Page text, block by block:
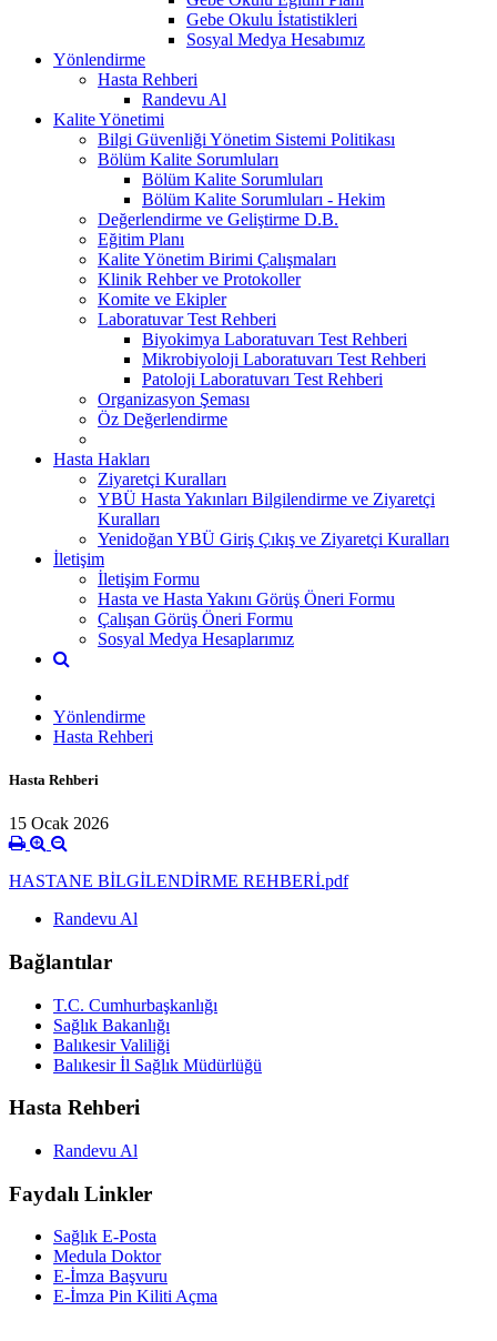
Gebe Okulu İstatistikleri
Sosyal Medya Hesabımız
Yönlendirme
Hasta Rehberi
Randevu Al
Kalite Yönetimi
Bilgi Güvenliği Yönetim Sistemi Politikası
Bölüm Kalite Sorumluları
Bölüm Kalite Sorumluları
Bölüm Kalite Sorumluları - Hekim
Değerlendirme ve Geliştirme D.B.
Eğitim Planı
Kalite Yönetim Birimi Çalışmaları
Klinik Rehber ve Protokoller
Komite ve Ekipler
Laboratuvar Test Rehberi
Biyokimya Laboratuvarı Test Rehberi
Mikrobiyoloji Laboratuvarı Test Rehberi
Patoloji Laboratuvarı Test Rehberi
Organizasyon Şeması
Öz Değerlendirme
Hasta Hakları
Ziyaretçi Kuralları
YBÜ Hasta Yakınları Bilgilendirme ve Ziyaretçi
Kuralları
Yenidoğan YBÜ Giriş Çıkış ve Ziyaretçi Kuralları
İletişim
İletişim Formu
Hasta ve Hasta Yakını Görüş Öneri Formu
Çalışan Görüş Öneri Formu
Sosyal Medya Hesaplarımız
Yönlendirme
Hasta Rehberi
Hasta Rehberi
15 Ocak 2026
HASTANE BİLGİLENDİRME REHBERİ.pdf
Randevu Al
Bağlantılar
T.C. Cumhurbaşkanlığı
Sağlık Bakanlığı
Balıkesir Valiliği
Balıkesir İl Sağlık Müdürlüğü
Hasta Rehberi
Randevu Al
Faydalı Linkler
Sağlık E-Posta
Medula Doktor
E-İmza Başvuru
E-İmza Pin Kiliti Açma